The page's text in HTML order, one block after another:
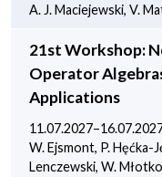
A. J. Maciejewski, V.
21st Workshop:
Operator
Applications
W. Ejsmont, P. Hęćka-
Lenczewski, W.